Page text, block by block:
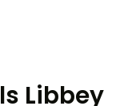
Libbey